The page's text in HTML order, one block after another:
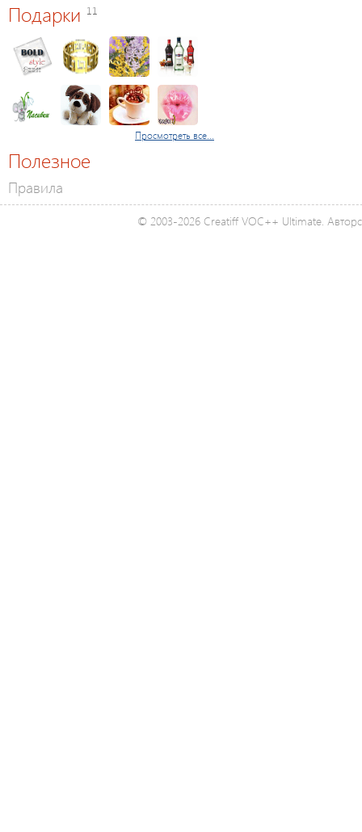
Подарки 11
Просмотреть все...
Полезное
Правила
© 2003-2026 Creatiff VOC++ Ultimate.